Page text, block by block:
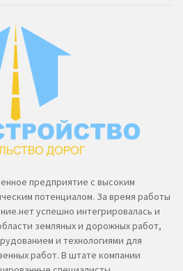
предприятие с высоким
потенциалом. За время работы
успешно интегрировалась и
земляных и дорожных работ,
и технологиями для
работ. В штате компании